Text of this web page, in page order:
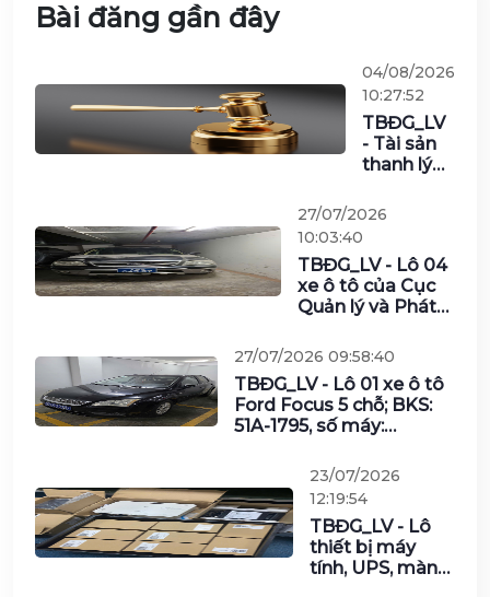
Bài đăng gần đây
04/08/2026
10:27:52
TBĐG_LV
- Tài sản
thanh lý
của Viễn
thông
(gồm 2 lô)
27/07/2026
10:03:40
TBĐG_LV - Lô 04
xe ô tô của Cục
Quản lý và Phát
trong nước
27/07/2026 09:58:40
TBĐG_LV - Lô 01 xe ô tô
Ford Focus 5 chỗ; BKS:
51A-1795, số máy:
RL04DFDMMR5K00083;
năm sản xuất và đưa
vào sử dụng: năm 2005
của Văn phòng – Ngân
hàng Nhà nước Việt Nam
23/07/2026
12:19:54
TBĐG_LV - Lô
thiết bị máy
tính, UPS, màn